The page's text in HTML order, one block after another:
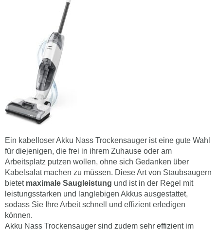
Ein kabelloser Akku Nass Trockensauger ist eine gute Wahl
für diejenigen, die frei in ihrem Zuhause oder am
Arbeitsplatz putzen wollen, ohne sich Gedanken über
Kabelsalat machen zu müssen. Diese Art von Staubsaugern
bietet maximale Saugleistung und ist in der Regel mit
leistungsstarken und langlebigen Akkus ausgestattet,
sodass Sie Ihre Arbeit schnell und effizient erledigen
können.
Akku Nass Trockensauger sind zudem sehr effizient im